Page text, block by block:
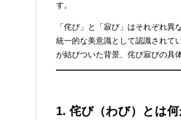
す。
「侘び」と「寂び」はそれぞれ
統一的な美意識として認識されて
が結びついた背景、侘び寂びの具
1.侘び（わび）とは